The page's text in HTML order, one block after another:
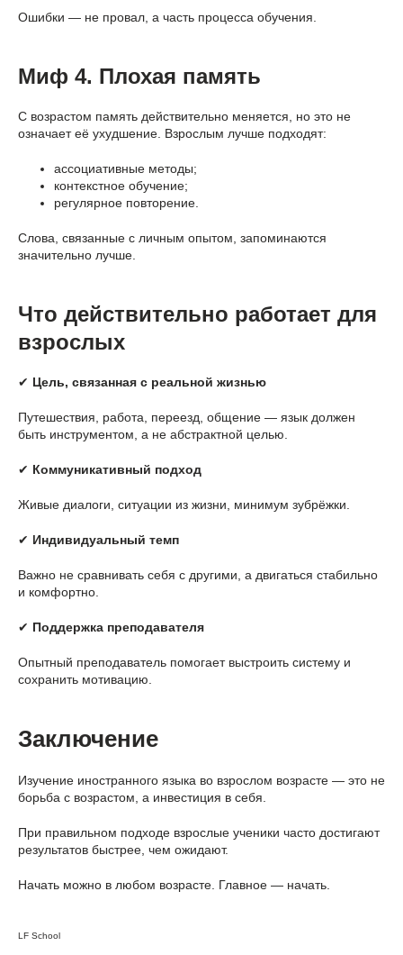
Ошибки — не провал, а часть процесса обучения.
Миф 4. Плохая память
С возрастом память действительно меняется, но это не
означает её ухудшение. Взрослым лучше подходят:
ассоциативные методы;
контекстное обучение;
регулярное повторение.
Слова, связанные с личным опытом, запоминаются
значительно лучше.
Что действительно работает для
взрослых
✔ Цель, связанная с реальной жизнью
Путешествия, работа, переезд, общение — язык должен
быть инструментом, а не абстрактной целью.
✔ Коммуникативный подход
Живые диалоги, ситуации из жизни, минимум зубрёжки.
✔ Индивидуальный темп
Важно не сравнивать себя с другими, а двигаться стабильно
и комфортно.
✔ Поддержка преподавателя
Опытный преподаватель помогает выстроить систему и
сохранить мотивацию.
Заключение
Изучение иностранного языка во взрослом возрасте — это не
борьба с возрастом, а инвестиция в себя.
При правильном подходе взрослые ученики часто достигают
результатов быстрее, чем ожидают.
Начать можно в любом возрасте. Главное — начать.
LF School